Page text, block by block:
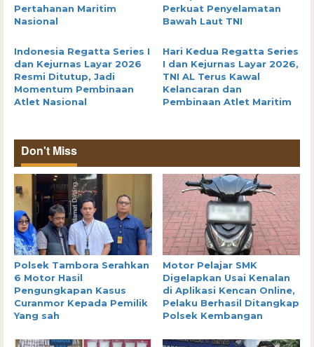
Pertahanan Maritim
Nasional
Perkuat Penyelamatan
Bawah Laut TNI
Indonesia Regatta Series I
dan Kejurnas Layar 2026
Resmi Ditutup, Jadi
Momentum Pembinaan
Atlet Nasional
Hari Kedua Regatta Series
I dan Kejurnas Layar 2026,
TNI AL Terus Kawal
Kelancaran dan
Pembinaan Atlet Maritim
Don't Miss
Polsek Tambora Serahkan
6 Motor Hasil
Pengungkapan Kasus
Curanmor Kepada Pemilik
Yang sah
Motor Pelajar SMK
Digelapkan Usai Kenalan
di Aplikasi Kencan Online,
Pelaku Berhasil Ditangkap
Polsek Kembangan